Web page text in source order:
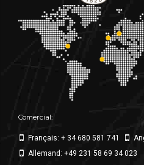
Comercial:
Français: + 34 680 581 741
Allemand: +49 231 58 69 34 023